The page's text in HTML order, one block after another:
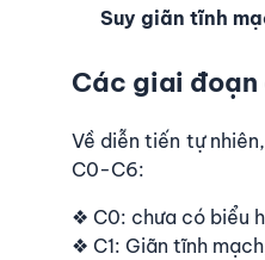
Suy giãn tĩnh
Các giai đoạn
Về diễn tiến tự
C0-C6:
❖ C0: chưa có biểu
❖ C1: Giãn tĩnh